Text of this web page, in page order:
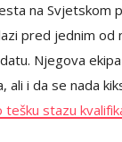
na Svjetskom
pred jednim od
Njegova
ali i da se nada
tešku stazu